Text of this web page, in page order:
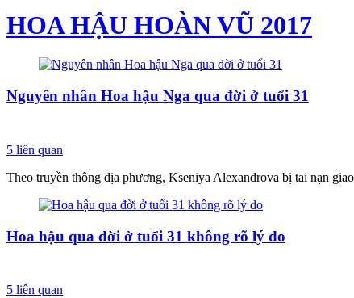
HOA HẬU HOÀN VŨ 2017
Nguyên nhân Hoa hậu Nga qua đời ở tuổi 31
5 liên quan
Theo truyền thông địa phương, Kseniya Alexandrova bị tai nạn
Hoa hậu qua đời ở tuổi 31 không rõ lý do
5 liên quan